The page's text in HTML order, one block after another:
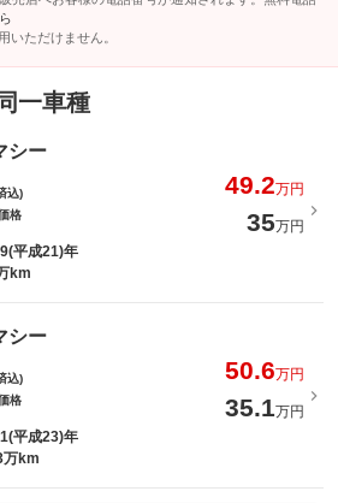
いただけません。
一車種
シー
込)
49.2万円
格
35万円
平成21)年
km
シー
込)
50.6万円
格
35.1万円
平成23)年
万km